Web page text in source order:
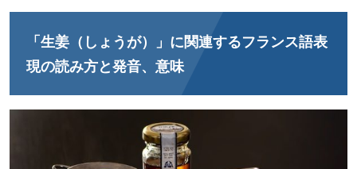
「生姜（しょうが）」に関連するフランス語表
現の読み方と発音、意味